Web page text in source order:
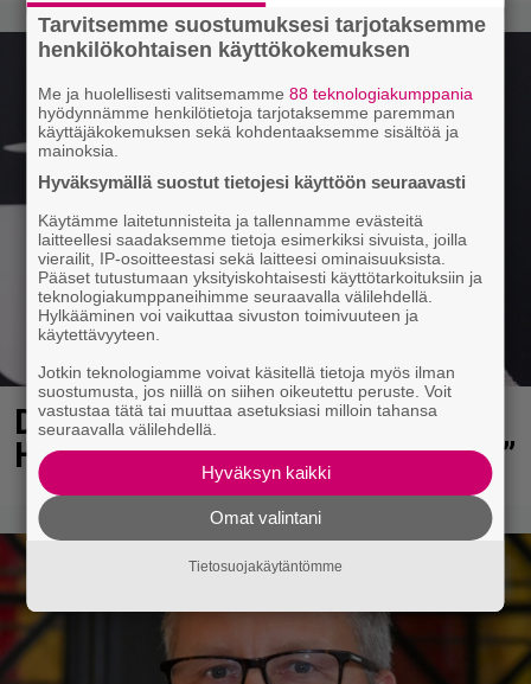
Diandra julkaisi upeita kuvia
Helsingistä – ”Puitteet kohdillaan”
Tarvitsemme suostumuksesi tarjotaksemme
henkilökohtaisen käyttökokemuksen
Me ja huolellisesti valitsemamme88 teknologiakumppania
hyödynnämme henkilötietoja tarjotaksemme paremman
käyttäjäkokemuksen sekä kohdentaaksemme sisältöä ja
mainoksia.
Hyväksymällä suostut tietojesi käyttöön seuraavasti
Käytämme laitetunnisteita ja tallennamme evästeitä
laitteellesi saadaksemme tietoja esimerkiksi sivuista, joilla
vierailit, IP-osoitteestasi sekä laitteesi ominaisuuksista.
Pääset tutustumaan yksityiskohtaisesti käyttötarkoituksiin ja
teknologiakumppaneihimme seuraavalla välilehdellä.
Hylkääminen voi vaikuttaa sivuston toimivuuteen ja
käytettävyyteen.
Jotkin teknologiamme voivat käsitellä tietoja myös ilman
suostumusta, jos niillä on siihen oikeutettu peruste. Voit
vastustaa tätä tai muuttaa asetuksiasi milloin tahansa
seuraavalla välilehdellä.
Hyväksyn kaikki
Omat valintani
Tietosuojakäytäntömme